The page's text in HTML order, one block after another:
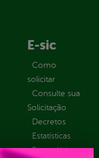
E-sic
Como
solicitar
Consulte sua
Solicitação
Decretos
Estatísticas
Formulários